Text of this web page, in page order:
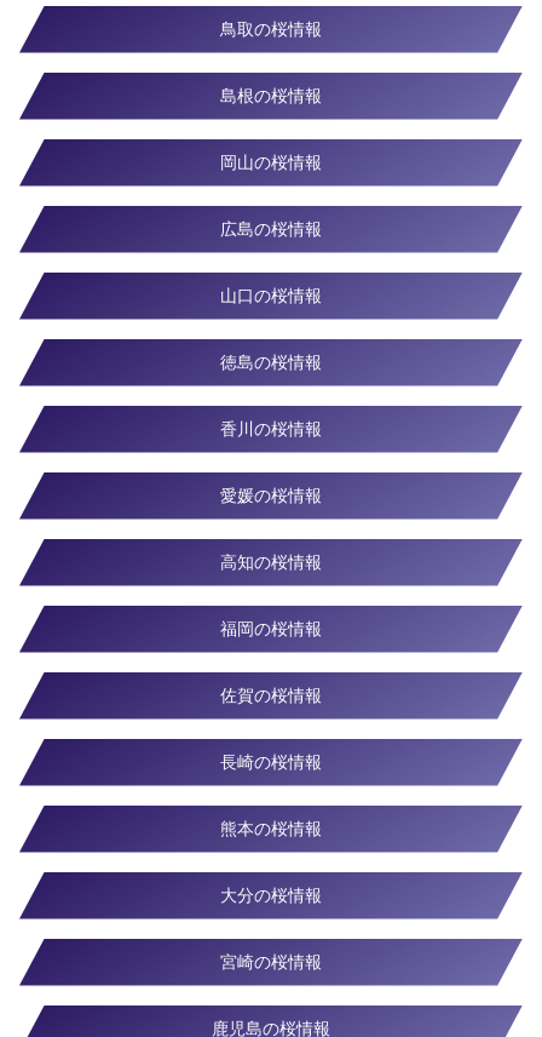
鳥取の桜情報
島根の桜情報
岡山の桜情報
広島の桜情報
山口の桜情報
徳島の桜情報
香川の桜情報
愛媛の桜情報
高知の桜情報
福岡の桜情報
佐賀の桜情報
長崎の桜情報
熊本の桜情報
大分の桜情報
宮崎の桜情報
鹿児島の桜情報